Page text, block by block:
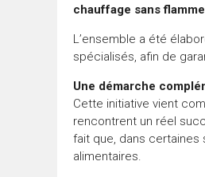
chauffage sans flamme
L’ensemble a été
spécialisés, afin de
Une démarche
Cette initiative vient
rencontrent un réel
fait que, dans
alimentaires.